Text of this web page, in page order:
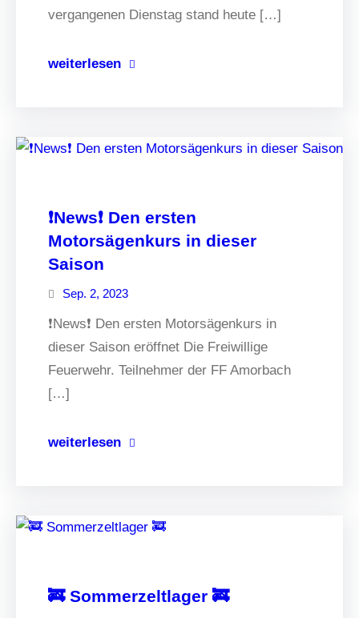
vergangenen Dienstag stand heute […]
weiterlesen
❗News❗ Den ersten
Motorsägenkurs in dieser
Saison
Sep. 2, 2023
❗News❗ Den ersten Motorsägenkurs in
dieser Saison eröffnet Die Freiwillige
Feuerwehr. Teilnehmer der FF Amorbach
[…]
weiterlesen
🚒 Sommerzeltlager 🚒